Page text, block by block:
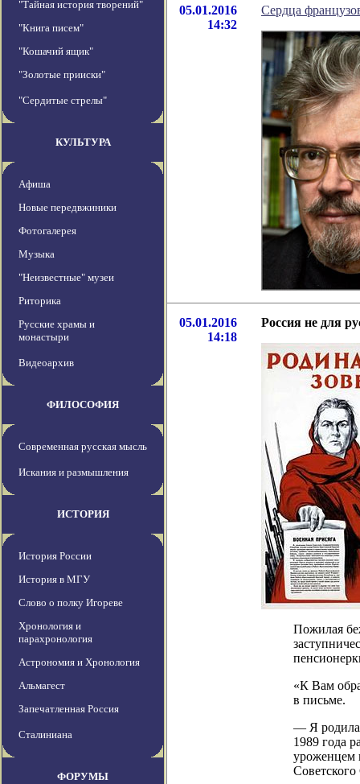
"Тайная история творений"
"Книга писем"
"Кошачий ящик"
"Золотые прииски"
"Сердитые стрелы"
КУЛЬТУРА
Афиша
Новые передвжиники
Фотогалерея
Музыка
"Неизвестные" музеи
Риторика
Русские храмы и
монастыри
Видеоархив
ФИЛОСОФИЯ
Современная русская мысль
Искания и размышления
ИСТОРИЯ
История России
История в МГУ
Слово о полку Игореве
Хронология и
парахронология
Астрономия и Хронология
Альмагест
Запечатленная Россия
Сталиниана
ФОРУМЫ
05.01.2016
14:32
Сердца
05.01.2016
14:18
Россия не для
Пожилая
«К Вам
в письме.
— Я
1989 года
уроженцем